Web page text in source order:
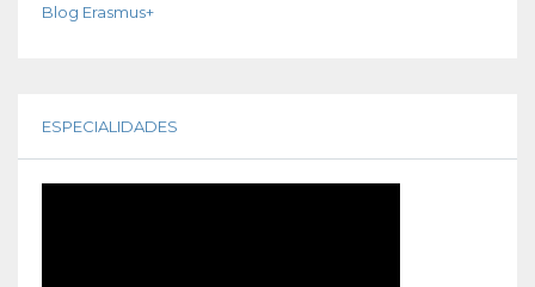
Blog Erasmus+
ESPECIALIDADES